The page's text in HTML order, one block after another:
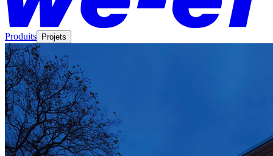
Produits Projets